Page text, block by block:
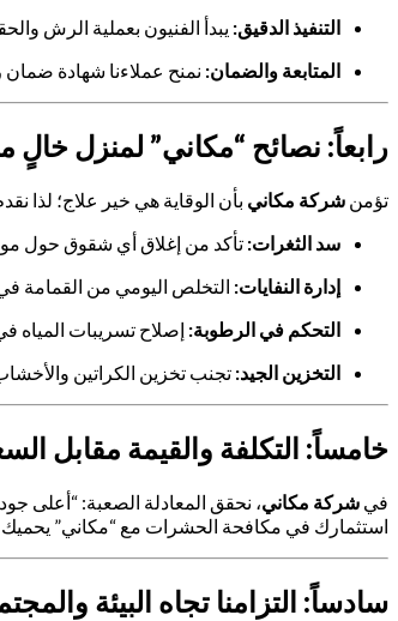
التنفيذ الدقيق: يبدأ الفنيون بعملية الرش
المتابعة والضمان: نمنح عملاءنا شهادة ضمان
رابعاً: نصائح “مكاني” لمنزل خالٍ
تؤمن شركة مكاني بأن الوقاية هي خير علاج؛ لذا
سد الثغرات: تأكد من إغلاق أي شقوق حول
إدارة النفايات: التخلص اليومي من القمامة
التحكم في الرطوبة: إصلاح تسريبات المياه
التخزين الجيد: تجنب تخزين الكراتين
خامساً: التكلفة والقيمة مقابل
في شركة مكاني، نحقق المعادلة الصعبة: “أعلى
استثمارك في مكافحة الحشرات مع “مكاني” يحميك
سادساً: التزامنا تجاه البيئة